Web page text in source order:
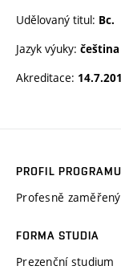
Udělovaný titul: Bc.
Jazyk výuky: čeština
Akreditace:
PROFIL PROGRAMU
Profesně zaměřený
FORMA STUDIA
Prezenční studium